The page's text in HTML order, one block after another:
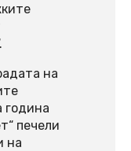
на
година
печели
на